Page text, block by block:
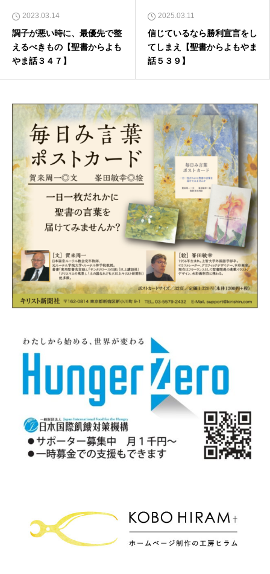
2023.03.14
調子が悪い時に、最優先で整
えるべきもの【聖書からよも
やま話３４７】
2025.03.11
信じているなら勝利宣言をし
てしまえ【聖書からよもやま
話５３９】